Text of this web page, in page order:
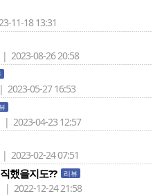
11-18 13:31
2023-08-26 20:58
2023-05-27 16:53
| 2023-04-23 12:57
2023-02-24 07:51
했을지도?? 리뷰
| 2022-12-24 21:58